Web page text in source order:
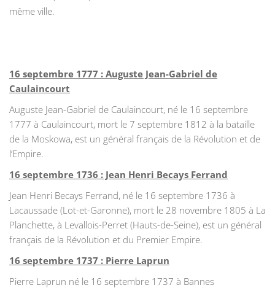
même ville.
16 septembre 1777 : Auguste Jean-Gabriel de
Caulaincourt
Auguste Jean-Gabriel de Caulaincourt, né le 16 septembre
1777 à Caulaincourt, mort le 7 septembre 1812 à la bataille
de la Moskowa, est un général français de la Révolution et de
l’Empire.
16 septembre 1736 : Jean Henri Becays Ferrand
Jean Henri Becays Ferrand, né le 16 septembre 1736 à
Lacaussade (Lot-et-Garonne), mort le 28 novembre 1805 à La
Planchette, à Levallois-Perret (Hauts-de-Seine), est un général
français de la Révolution et du Premier Empire.
16 septembre 1737 : Pierre Laprun
Pierre Laprun né le 16 septembre 1737 à Bannes